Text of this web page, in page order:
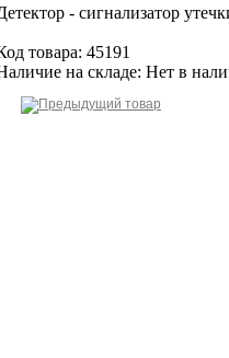
- сигнализатор
товара: 45191
на складе: Нет в